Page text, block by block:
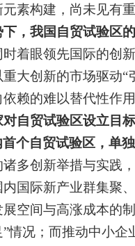
素构建，尚未见有
，我国自贸试验区
时着眼领先国际的创
大创新的市场驱动
赖的难以替代性作
自贸试验区设立目
首个自贸试验区，单
多创新举措与实践
国际新产业群集聚
空间与高涨成本的
情况；而推动中小